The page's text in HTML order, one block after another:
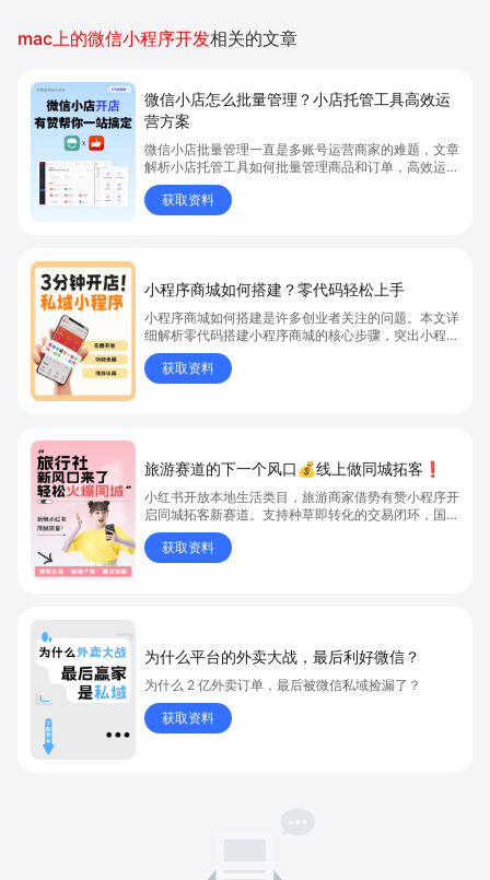
mac上的微信小程序开发相关的文章
微信小店怎么批量管理？小店托管工具高效运
营方案
微信小店批量管理一直是多账号运营商家的难题，文章
解析小店托管工具如何批量管理商品和订单，高效运营
多账号微信小店。通过智能同步、AI运营托管和丰富营
销玩法，全面提升门店管理效率。点击了解微信小店批
量管理、高效托管的实用方案！
获取资料
小程序商城如何搭建？零代码轻松上手
小程序商城如何搭建是许多创业者关注的问题。本文详
细解析零代码搭建小程序商城的核心步骤，突出小程序
商城、商城搭建与零代码开店优势，帮助你轻松实现商
品上架、全渠道销售及高效会员运营，快速开启线上卖
货新模式。点击获取详细操作指南！
获取资料
旅游赛道的下一个风口💰线上做同城拓客❗
小红书开放本地生活类目，旅游商家借势有赞小程序开
启同城拓客新赛道。支持种草即转化的交易闭环，国内
外业务多语言多币种运营，覆盖团购、到店到家全场景
服务。通过有赞系统打通小红书、抖音等多平台，统一
管理订单与数据。结合笔记团购引流、优惠促销、会员
获取资料
为什么平台的外卖大战，最后利好微信？
为什么 2 亿外卖订单，最后被微信私域捡漏了？
获取资料